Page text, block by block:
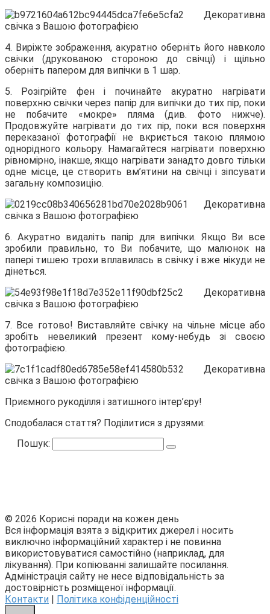
4. Виріжте зображення, акуратно оберніть його навколо
свічки (друкованою стороною до свічці) і щільно
оберніть папером для випічки в 1 шар.
5. Розігрійте фен і починайте акуратно нагрівати
поверхню свічки через папір для випічки до тих пір, поки
не побачите «мокре» пляма (див. фото нижче).
Продовжуйте нагрівати до тих пір, поки вся поверхня
переказаної фотографії не вкриється такою плямою
однорідного кольору. Намагайтеся нагрівати поверхню
рівномірно, інакше, якщо нагрівати занадто довго тільки
одне місце, це створить вм’ятини на свічці і зіпсувати
загальну композицію.
6. Акуратно видаліть папір для випічки. Якщо Ви все
зробили правильно, то Ви побачите, що малюнок на
папері тишею трохи вплавилась в свічку і вже нікуди не
дінеться.
7. Все готово! Виставляйте свічку на чільне місце або
зробіть невеликий презент кому-небудь зі своєю
фотографією.
Приємного рукоділля і затишного інтер’єру!
Сподобалася стаття? Поділитися з друзями:
Пошук:
© 2026 Корисні поради на кожен день
Вся інформація взята з відкритих джерел і носить
виключно інформаційний характер і не повинна
використовуватися самостійно (наприклад, для
лікування). При копіюванні залишайте посилання.
Адміністрація сайту не несе відповідальність за
достовірність розміщеної інформації.
Контакти | Політика конфіденційності